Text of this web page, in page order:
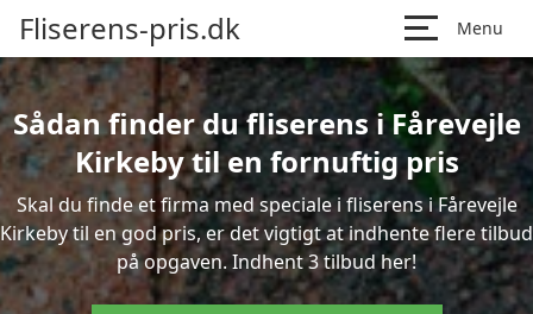
Fliserens-pris.dk Menu
Sådan finder du fliserens i Fårevejle
Kirkeby til en fornuftig pris
Skal du finde et firma med speciale i fliserens i Fårevejle
Kirkeby til en god pris, er det vigtigt at indhente flere tilbud
på opgaven. Indhent 3 tilbud her!